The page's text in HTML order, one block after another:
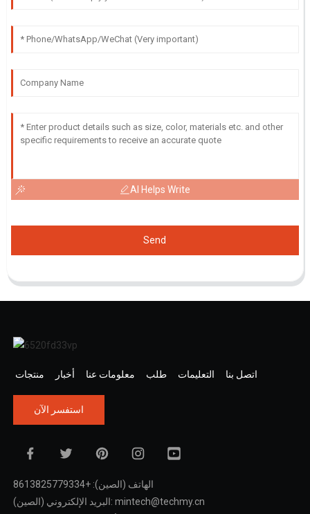
AI Helps Write
Send
منتجات أخبار معلومات عنا طلب التعليمات اتصل بنا
استفسر الآن
الهاتف (الصين): +8613825779334
البريد الإلكتروني (الصين): mintech@techmy.cn